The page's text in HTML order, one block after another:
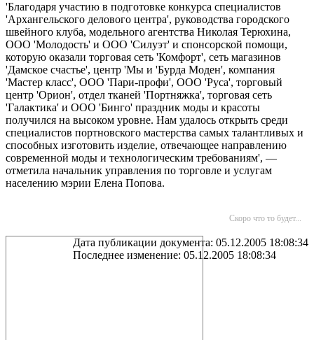
'Благодаря участию в подготовке конкурса специалистов
'Архангельского делового центра', руководства городского
швейного клуба, модельного агентства Николая Терюхина,
ООО 'Молодость' и ООО 'Силуэт' и спонсорской помощи,
которую оказали торговая сеть 'Комфорт', сеть магазинов
'Дамское счастье', центр 'Мы и 'Бурда Моден', компания
'Мастер класс', ООО 'Пари-профи', ООО 'Руса', торговый
центр 'Орион', отдел тканей 'Портняжка', торговая сеть
'Галактика' и ООО 'Бинго' праздник моды и красоты
получился на высоком уровне. Нам удалось открыть среди
специалистов портновского мастерства самых талантливых и
способных изготовить изделие, отвечающее направлению
современной моды и технологическим требованиям', —
отметила начальник управления по торговле и услугам
населению мэрии Елена Попова.
Скоро что то будет...
Дата публикации документа: 05.12.2005 18:08:34
Последнее изменение: 05.12.2005 18:08:34